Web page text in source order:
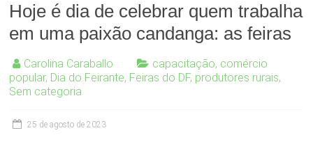
Hoje é dia de celebrar quem trabalha
em uma paixão candanga: as feiras
Carolina Caraballo capacitação, comércio
popular, Dia do Feirante, Feiras do DF, produtores rurais,
Sem categoria
25 de agosto de 2023